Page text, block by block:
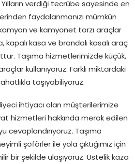
verdiği tecrübe sayesinde en
faydalanmanızı mümkün
kamyon ve kamyonet tarzı araçlar
kapalı kasa ve brandalı kasalı araç
Taşıma hizmetlerimizde küçük,
kullanıyoruz. Farklı miktardaki
taşıyabiliyoruz.
ihtiyacı olan müşterilerimize
hizmetleri hakkında merak edilen
cevaplandırıyoruz. Taşıma
şoförler ile yola çıktığımız için
bir şekilde ulaşıyoruz. Üstelik kaza